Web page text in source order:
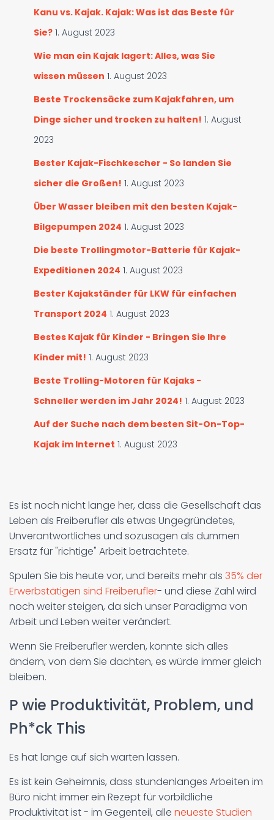
Kanu vs. Kajak. Kajak: Was ist das Beste für
Sie? 1. August 2023
Wie man ein Kajak lagert: Alles, was Sie
wissen müssen 1. August 2023
Beste Trockensäcke zum Kajakfahren, um
Dinge sicher und trocken zu halten! 1. August
2023
Bester Kajak-Fischkescher - So landen Sie
sicher die Großen! 1. August 2023
Über Wasser bleiben mit den besten Kajak-
Bilgepumpen 2024 1. August 2023
Die beste Trollingmotor-Batterie für Kajak-
Expeditionen 2024 1. August 2023
Bester Kajakständer für LKW für einfachen
Transport 2024 1. August 2023
Bestes Kajak für Kinder - Bringen Sie Ihre
Kinder mit! 1. August 2023
Beste Trolling-Motoren für Kajaks -
Schneller werden im Jahr 2024! 1. August 2023
Auf der Suche nach dem besten Sit-On-Top-
Kajak im Internet 1. August 2023
Es ist noch nicht lange her, dass die Gesellschaft das
Leben als Freiberufler als etwas Ungegründetes,
Unverantwortliches und sozusagen als dummen
Ersatz für "richtige" Arbeit betrachtete.
Spulen Sie bis heute vor, und bereits mehr als 35% der
Erwerbstätigen sind Freiberufler- und diese Zahl wird
noch weiter steigen, da sich unser Paradigma von
Arbeit und Leben weiter verändert.
Wenn Sie Freiberufler werden, könnte sich alles
ändern, von dem Sie dachten, es würde immer gleich
bleiben.
P wie Produktivität, Problem, und
Ph*ck This
Es hat lange auf sich warten lassen.
Es ist kein Geheimnis, dass stundenlanges Arbeiten im
Büro nicht immer ein Rezept für vorbildliche
Produktivität ist - im Gegenteil, alle neueste Studien